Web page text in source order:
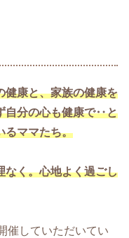
健康と、家族の健康を
自分の心も健康で‥と
るママたち。
なく。心地よく過ごし
催していただいてい